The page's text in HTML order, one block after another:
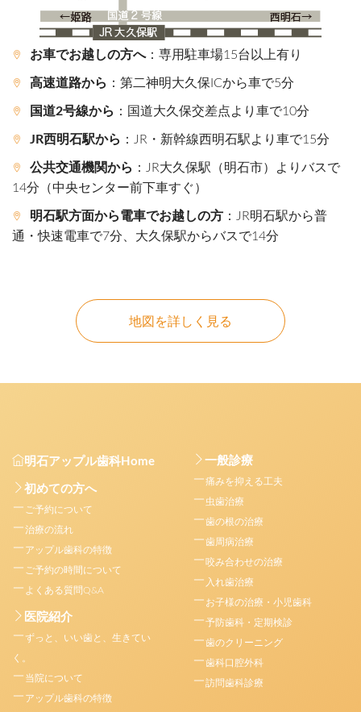
お車でお越しの方へ：専用駐車場15台以上有り
高速道路から ：第二神明大久保ICから車で5分
国道2号線から ：国道大久保交差点より車で10分
JR西明石駅から ：JR・新幹線西明石駅より車で15分
公共交通機関から ：JR大久保駅（明石市）よりバスで
14分（中央センター前下車すぐ）
明石駅方面から電車でお越しの方 ：JR明石駅から普
通・快速電車で7分、大久保駅からバスで14分
地図を詳しく見る
明石アップル歯科Home
初めての方へ
ご予約について
治療の流れ
アップル歯科の特徴
ご予約の時間について
よくある質問Q&A
医院紹介
ずっと、いい歯と、生きてい
く。
当院について
アップル歯科の特徴
一般診療
痛みを抑える工夫
虫歯治療
歯の根の治療
歯周病治療
咬み合わせの治療
入れ歯治療
お子様の治療・小児歯科
予防歯科・定期検診
歯のクリーニング
歯科口腔外科
訪問歯科診療